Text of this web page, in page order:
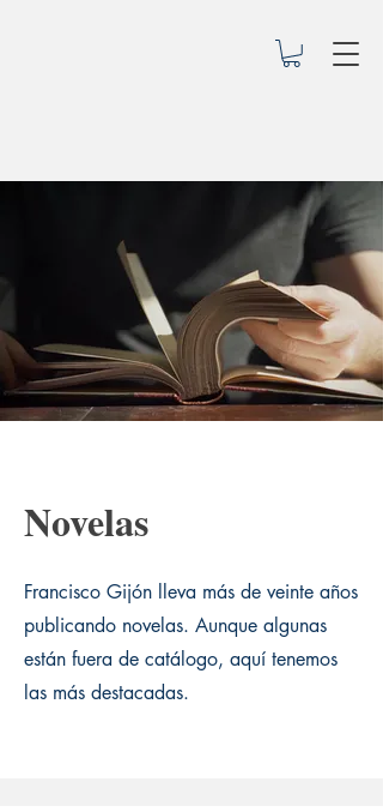
Novelas
Francisco Gijón lleva más de veinte años
publicando novelas. Aunque algunas
están fuera de catálogo, aquí tenemos
las más destacadas.